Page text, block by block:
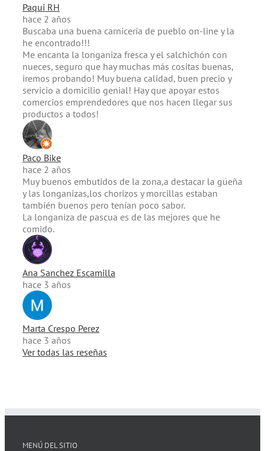
Paqui RH
hace 2 años
Buscaba una buena carnicería de pueblo on-line y la
he encontrado!!!
Me encanta la longaniza fresca y el salchichón con
nueces, seguro que hay muchas más cositas buenas,
iremos probando! Muy buena calidad, buen precio y
servicio a domicilio genial! Hay que apoyar estos
comercios emprendedores que nos hacen llegar sus
productos a todos!
Paco Bike
hace 2 años
Muy buenos embutidos de la zona,a destacar la güeña
y las longanizas,los chorizos y morcillas estaban
también buenos pero tenían poco sabor.
La longaniza de pascua es de las mejores que he
comido.
Ana Sanchez Escamilla
hace 3 años
Marta Crespo Perez
hace 3 años
Ver todas las reseñas
MENÚ DEL SITIO